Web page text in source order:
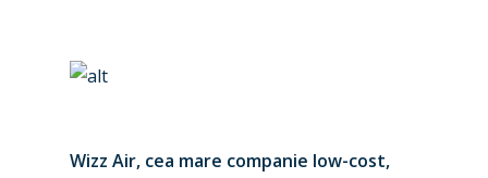
Wizz Air, cea mare companie low-cost,